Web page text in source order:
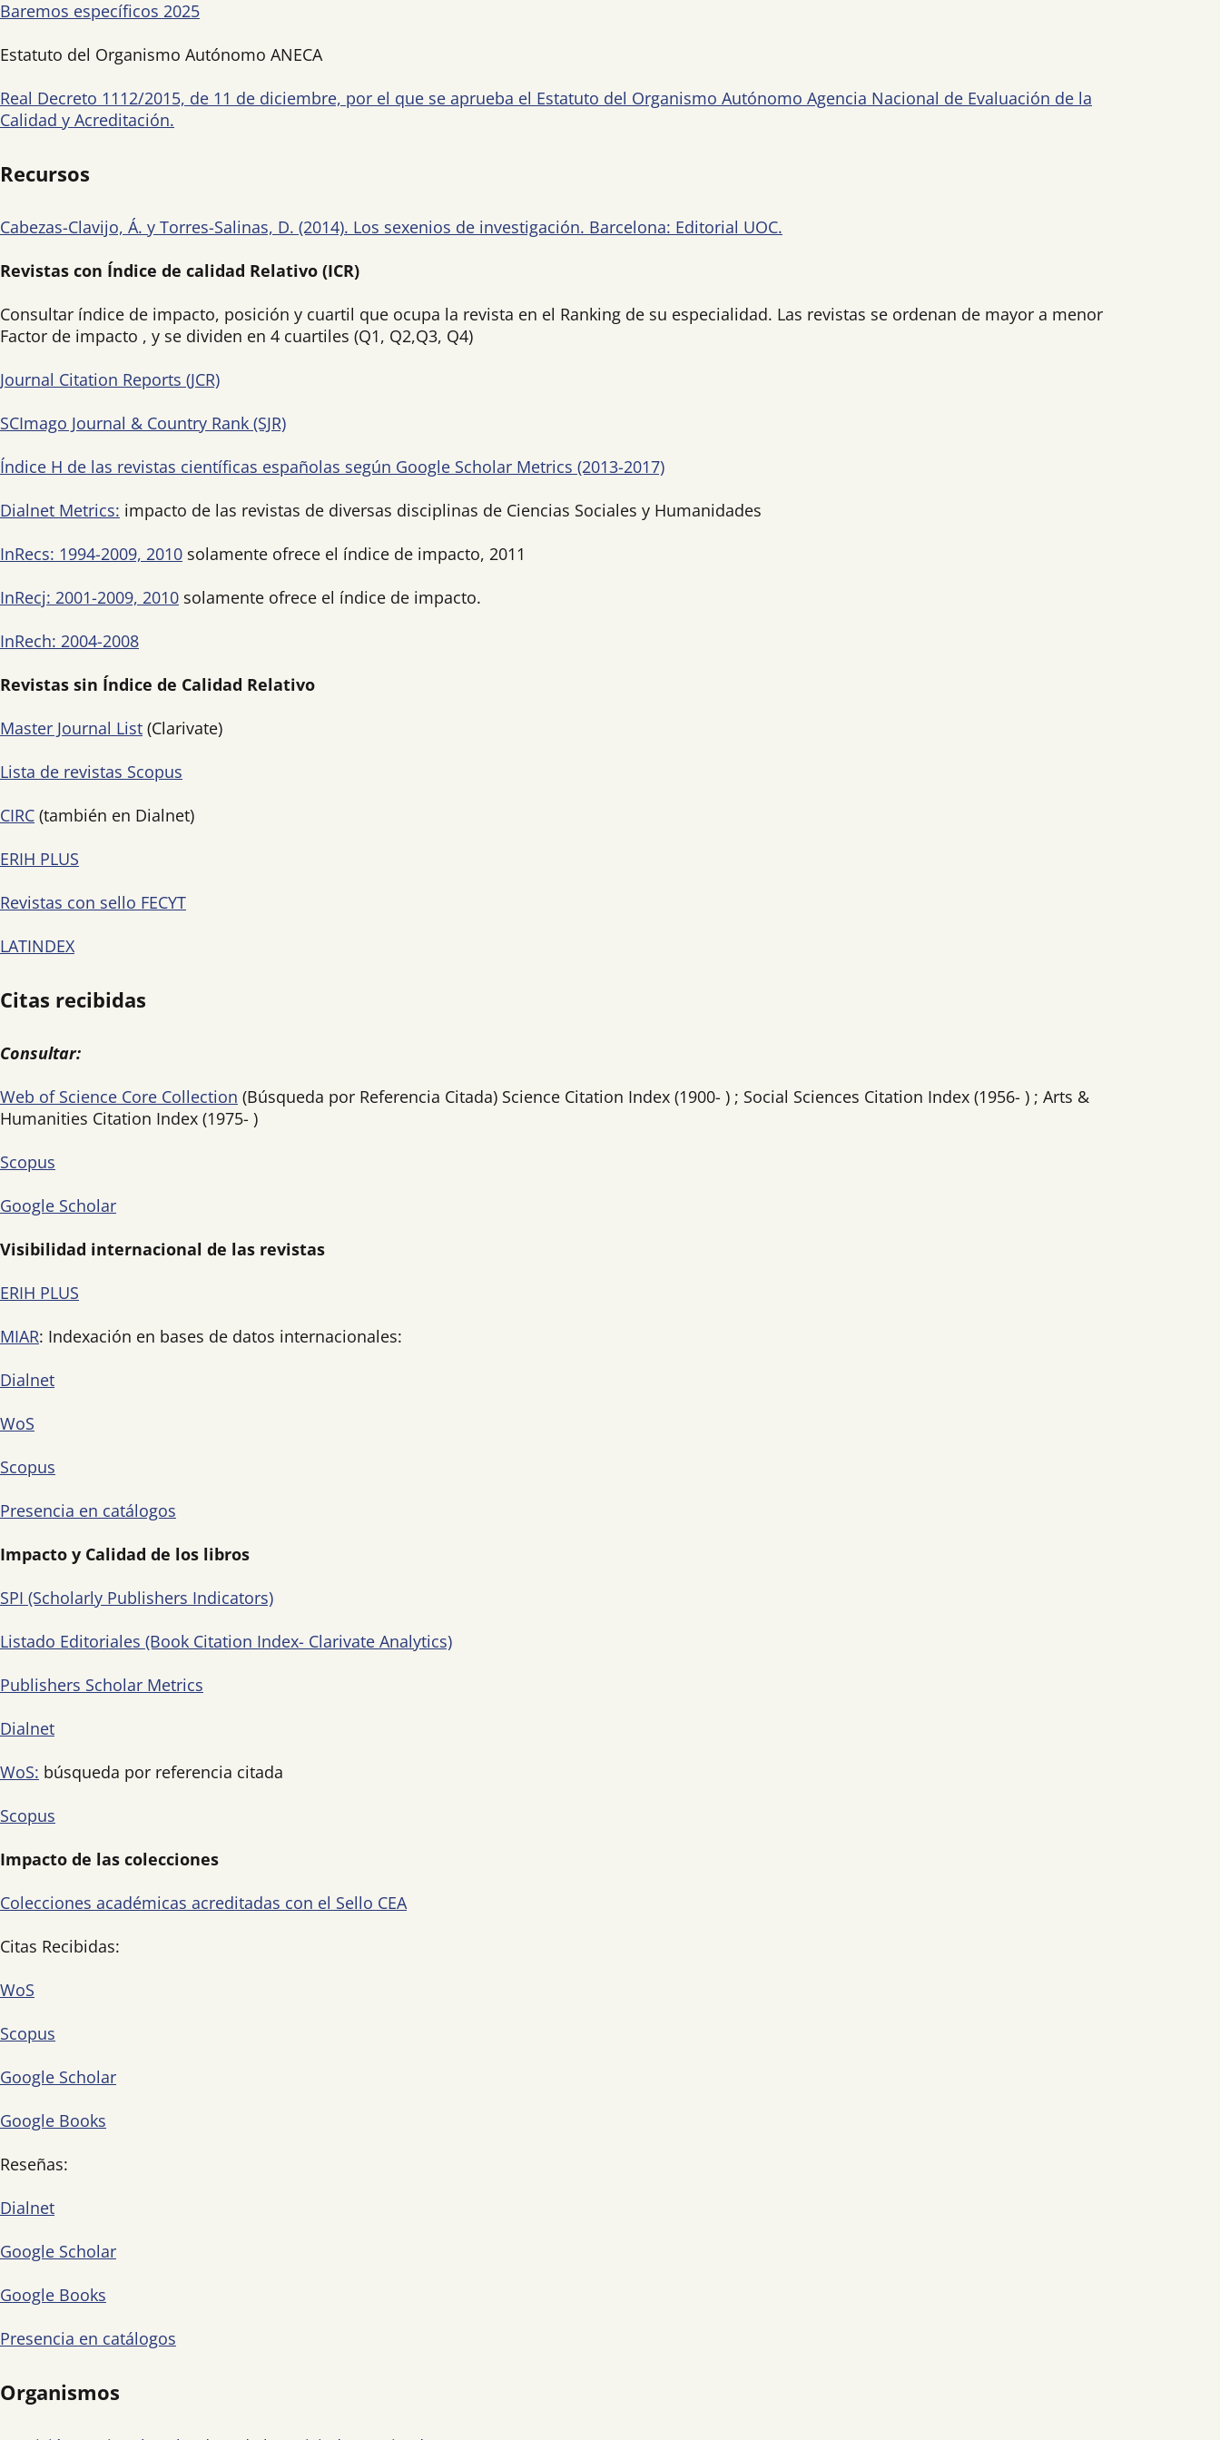
Baremos específicos 2025
Estatuto del Organismo Autónomo ANECA
Real Decreto 1112/2015, de 11 de diciembre, por el que se aprueba el Estatuto del Organismo Autónomo Agencia Nacional de Evaluación de la
Calidad y Acreditación.
Recursos
Cabezas-Clavijo, Á. y Torres-Salinas, D. (2014). Los sexenios de investigación. Barcelona: Editorial UOC.
Revistas con Índice de calidad Relativo (ICR)
Consultar índice de impacto, posición y cuartil que ocupa la revista en el Ranking de su especialidad. Las revistas se ordenan de mayor a menor
Factor de impacto , y se dividen en 4 cuartiles (Q1, Q2,Q3, Q4)
Journal Citation Reports (JCR)
SCImago Journal & Country Rank (SJR)
Índice H de las revistas científicas españolas según Google Scholar Metrics (2013-2017)
Dialnet Metrics: impacto de las revistas de diversas disciplinas de Ciencias Sociales y Humanidades
InRecs: 1994-2009, 2010 solamente ofrece el índice de impacto, 2011
InRecj: 2001-2009, 2010 solamente ofrece el índice de impacto.
InRech: 2004-2008
Revistas sin Índice de Calidad Relativo
Master Journal List (Clarivate)
Lista de revistas Scopus
CIRC (también en Dialnet)
ERIH PLUS
Revistas con sello FECYT
LATINDEX
Citas recibidas
Consultar:
Web of Science Core Collection (Búsqueda por Referencia Citada) Science Citation Index (1900- ) ; Social Sciences Citation Index (1956- ) ; Arts &
Humanities Citation Index (1975- )
Scopus
Google Scholar
Visibilidad internacional de las revistas
ERIH PLUS
MIAR: Indexación en bases de datos internacionales:
Dialnet
WoS
Scopus
Presencia en catálogos
Impacto y Calidad de los libros
SPI (Scholarly Publishers Indicators)
Listado Editoriales (Book Citation Index- Clarivate Analytics)
Publishers Scholar Metrics
Dialnet
WoS: búsqueda por referencia citada
Scopus
Impacto de las colecciones
Colecciones académicas acreditadas con el Sello CEA
Citas Recibidas:
WoS
Scopus
Google Scholar
Google Books
Reseñas:
Dialnet
Google Scholar
Google Books
Presencia en catálogos
Organismos